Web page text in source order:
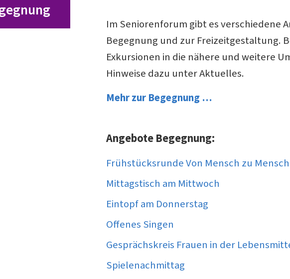
Im Seniorenforum gibt es verschiedene
Begegnung und zur Freizeitgestaltung.
Exkursionen in die nähere und weitere
Hinweise dazu unter Aktuelles.
Mehr zur Begegnung …
Angebote Begegnung:
Frühstücksrunde Von Mensch zu Mensch
Mittagstisch am Mittwoch
Eintopf am Donnerstag
Offenes Singen
Gesprächskreis Frauen in der
Spielenachmittag